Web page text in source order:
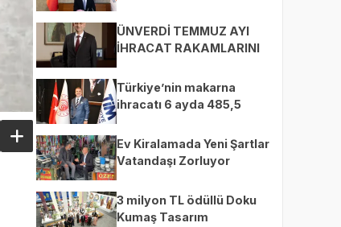
ÜNVERDİ TEMMUZ AYI
İHRACAT RAKAMLARINI
Türkiye’nin makarna
ihracatı 6 ayda 485,5
Ev Kiralamada Yeni Şartlar
Vatandaşı Zorluyor
3 milyon TL ödüllü Doku
Kumaş Tasarım